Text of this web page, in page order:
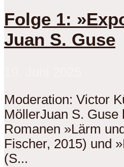
Folge 1:
Juan S. Guse
Moderation: Victor
MöllerJuan S. Guse
Romanen »Lärm
Fischer, 2015) und
(S...